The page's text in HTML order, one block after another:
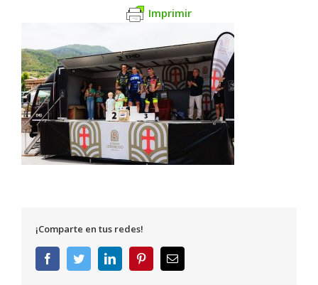
Imprimir
¡Comparte en tus redes!
FacebookTwitterLinkedInPinterestCorreo
electrónico